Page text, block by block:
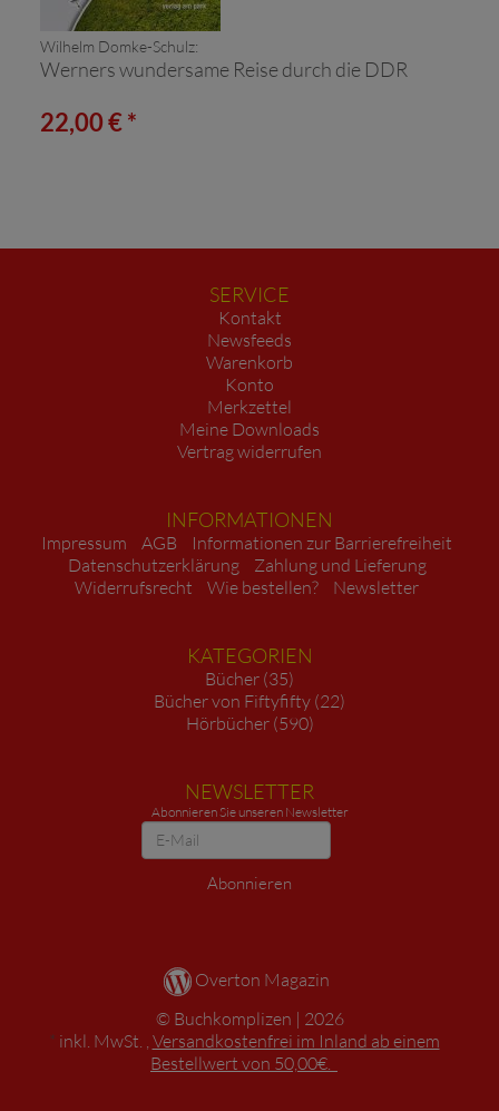
Wilhelm Domke-Schulz:
Werners wundersame Reise durch die DDR
22,00 € *
SERVICE
Kontakt
Newsfeeds
Warenkorb
Konto
Merkzettel
Meine Downloads
Vertrag widerrufen
INFORMATIONEN
Impressum AGB
Informationen zur Barrierefreiheit
Datenschutzerklärung
Zahlung und Lieferung
Widerrufsrecht
Wie bestellen? Newsletter
KATEGORIEN
Bücher (35)
Bücher von Fiftyfifty (22)
Hörbücher (590)
NEWSLETTER
Abonnieren Sie unseren Newsletter
Newsletter
Abonnieren
Overton Magazin
Buchkomplizen
2026
* inkl. MwSt. , Versandkostenfrei im Inland ab einem
Bestellwert von 50,00€.